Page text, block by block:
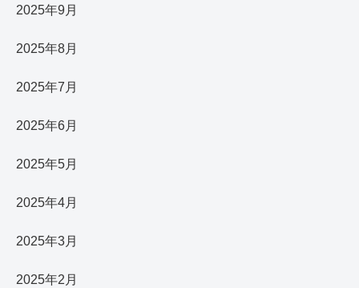
2025年9月
2025年8月
2025年7月
2025年6月
2025年5月
2025年4月
2025年3月
2025年2月